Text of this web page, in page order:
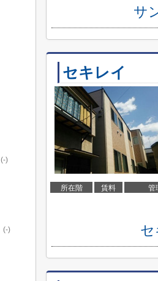
サ
セキレイ
所在階 賃料 管
(-)
(-)